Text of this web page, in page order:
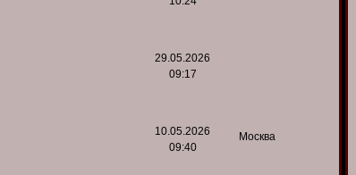
29.05.2026
09:17
10.05.2026
09:40
Москва